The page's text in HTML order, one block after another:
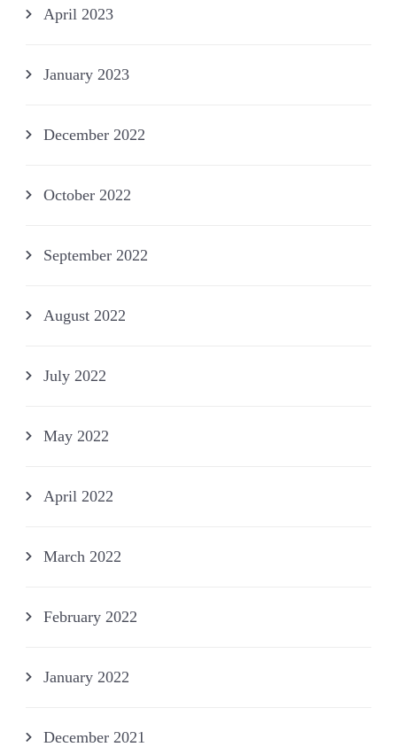
April 2023
January 2023
December 2022
October 2022
September 2022
August 2022
July 2022
May 2022
April 2022
March 2022
February 2022
January 2022
December 2021